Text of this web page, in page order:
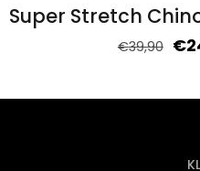
Super Stretch
€39,90 €